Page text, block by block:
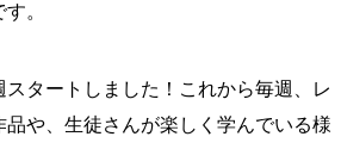
。
スタートしました！これから毎週、レ
品や、生徒さんが楽しく学んでいる様